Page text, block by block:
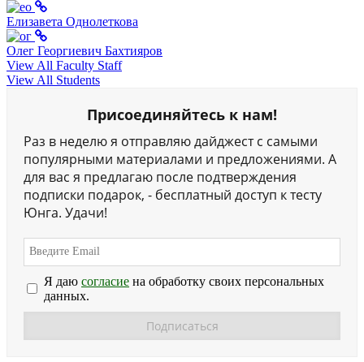
Елизавета Однолеткова
Олег Георгиевич Бахтияров
View All Faculty Staff
View All Students
Присоединяйтесь к нам!
Раз в неделю я отправляю дайджест с самыми
популярными материалами и предложениями. А
для вас я предлагаю после подтверждения
подписки подарок, - бесплатный доступ к тесту
Юнга. Удачи!
Я даю согласие на обработку своих персональных
данных.